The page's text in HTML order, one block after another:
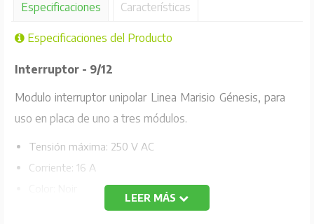
Especificaciones Características
Especificaciones del Producto
Interruptor - 9/12
Modulo interruptor unipolar Linea Marisio Génesis, para
uso en placa de uno a tres módulos.
Tensión máxima: 250 V AC
Corriente: 16 A
Código Fabricante: MWD130047300
LEER MÁS